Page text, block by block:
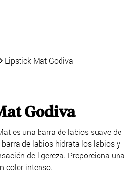
Lipstick Mat Godiva
Godiva
es una barra de labios suave de
de labios hidrata los labios y
de ligereza. Proporciona una
color intenso.